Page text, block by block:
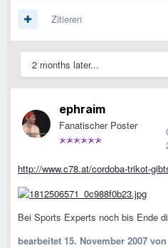
Zitieren
2 months later...
ephraim
Fanatischer Poster
http://www.c78.at/cordoba-trikot-
Bei Sports Experts noch bis Ende
bearbeitet 15. November 2007